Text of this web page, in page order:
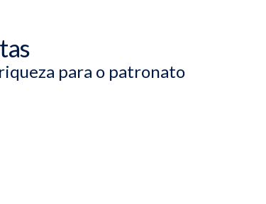
para o patronato